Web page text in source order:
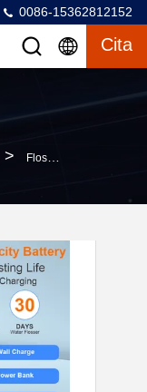
0086-15362812152
Cita
> Flosser Eléctrico De Agua Con Cepillo De Dientes 2 En 1 IPX7 Recargable De Agua Dental Irrigador Limpieza Dental